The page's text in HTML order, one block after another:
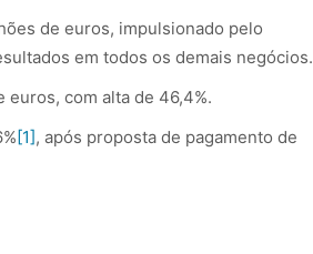
de euros, impulsionado pelo
em todos os demais negócios.
com alta de 46,4%.
[1], após proposta de pagamento de